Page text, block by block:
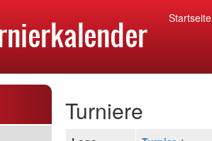
Startseite
Turniere